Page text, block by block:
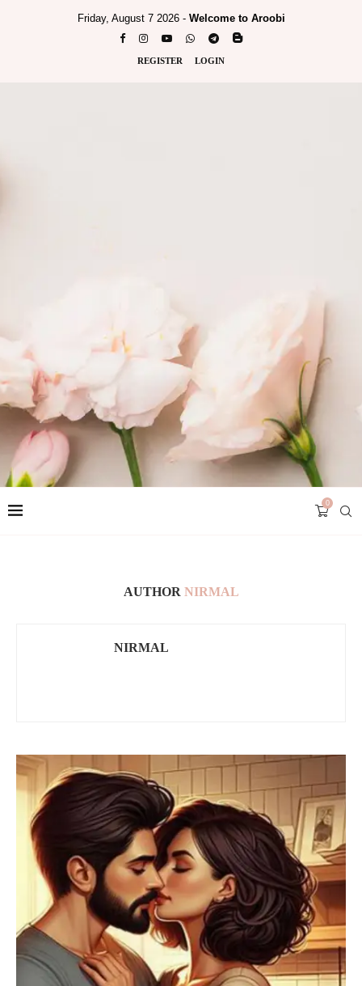
Friday, August 7 2026 - Welcome to Aroobi
REGISTER LOGIN
0
AUTHOR NIRMAL
NIRMAL